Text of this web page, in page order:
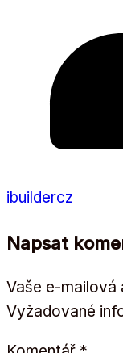
ibuildercz
Napsat
Vaše e-mailová
Vyžadované